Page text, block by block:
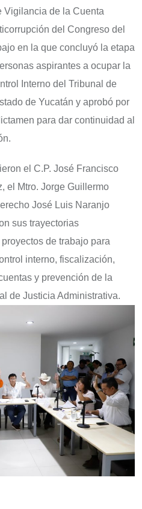
Vigilancia de la Cuenta
del Congreso del
en la que concluyó la etapa
aspirantes a ocupar la
Interno del Tribunal de
de Yucatán y aprobó por
para dar continuidad al
el C.P. José Francisco
el Mtro. Jorge Guillermo
José Luis Naranjo
sus trayectorias
de trabajo para
interno, fiscalización,
y prevención de la
de Justicia Administrativa.